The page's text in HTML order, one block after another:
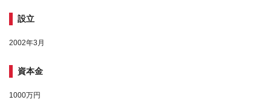
設立
2002年3月
資本金
1000万円